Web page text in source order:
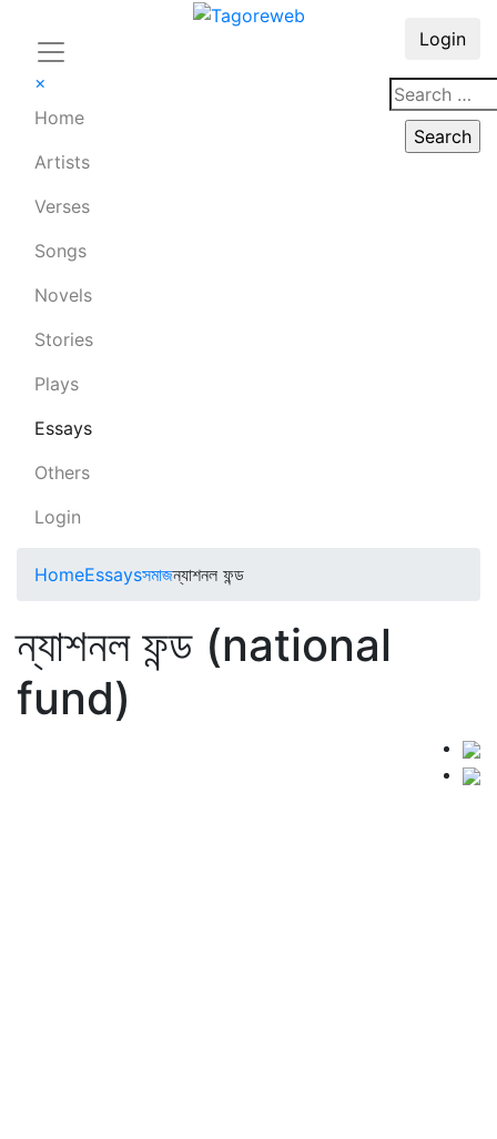
×
Home
Artists
Verses
Songs
Novels
Stories
Plays
Essays
Others
Login
Login
HomeEssaysসমাজন্যাশনল ফন্ড
ন্যাশনল ফন্ড (national
fund)